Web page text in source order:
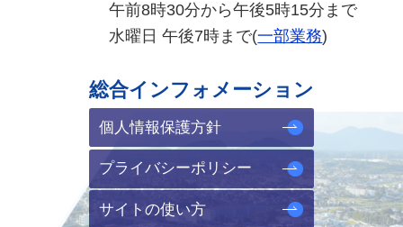
午前8時30分から午後5時15分まで
水曜日 午後7時まで(一部業務)
総合インフォメーション
個人情報保護方針
プライバシーポリシー
サイトの使い方